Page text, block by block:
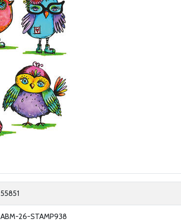
55851
ABM-26-STAMP938